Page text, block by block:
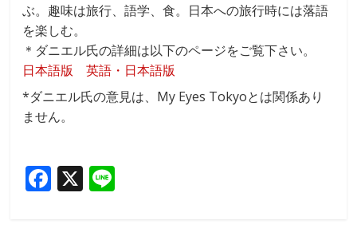
ぶ。趣味は旅行、語学、食。日本への旅行時には落語
を楽しむ。
＊ダニエル氏の詳細は以下のページをご覧下さい。
日本語版
英語・日本語版
*ダニエル氏の意見は、My Eyes Tokyoとは関係あり
ません。
F X